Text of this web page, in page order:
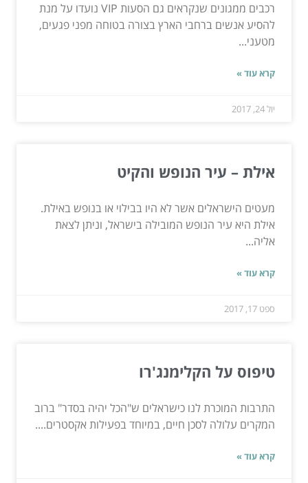
רכבים ממגונים שנקראים גם הסעות VIP נועדו על מנת
להסיע אנשים ברחבי הארץ בצורה בטוחה מפני פגעים,
מטעני...
קרא עוד »
יול 24, 2017
אילת – עיר הנופש והקיט
מעטים הישראלים אשר לא היו בבילוי או בנופש באילת.
אילת היא עיר הנופש המובילה בישראל, וניתן לצאת
אליה...
קרא עוד »
ספט 17, 2017
טיפוס על הקלימנג'רו
התרבות המוכרת לנו כישראלים ש"הכל יהיה בסדר" ברוב
המקרים עלולה לסכן חיים, במיוחד בפעילות אקסטרים....
קרא עוד »